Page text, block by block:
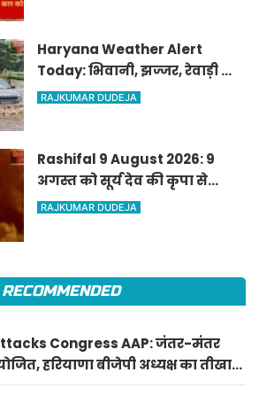
Haryana Weather Alert
Today: भिवानी, झज्जर, रेवाड़ी और
यमुनानगर में बारिश का येलो
RAJKUMAR DUDEJA
Rashifal 9 August 2026: 9
अगस्त को सूर्य देव की कृपा से
चमकेगी इन राशियों की किस्मत,
RAJKUMAR DUDEJA
RECOMMENDED
Congress AAP: जंतर-मंतर
हरियाणा बीजेपी अध्यक्ष का तीखा